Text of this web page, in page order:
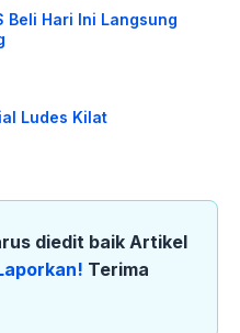
Beli Hari Ini Langsung
Ludes Kilat
diedit baik Artikel
Terima